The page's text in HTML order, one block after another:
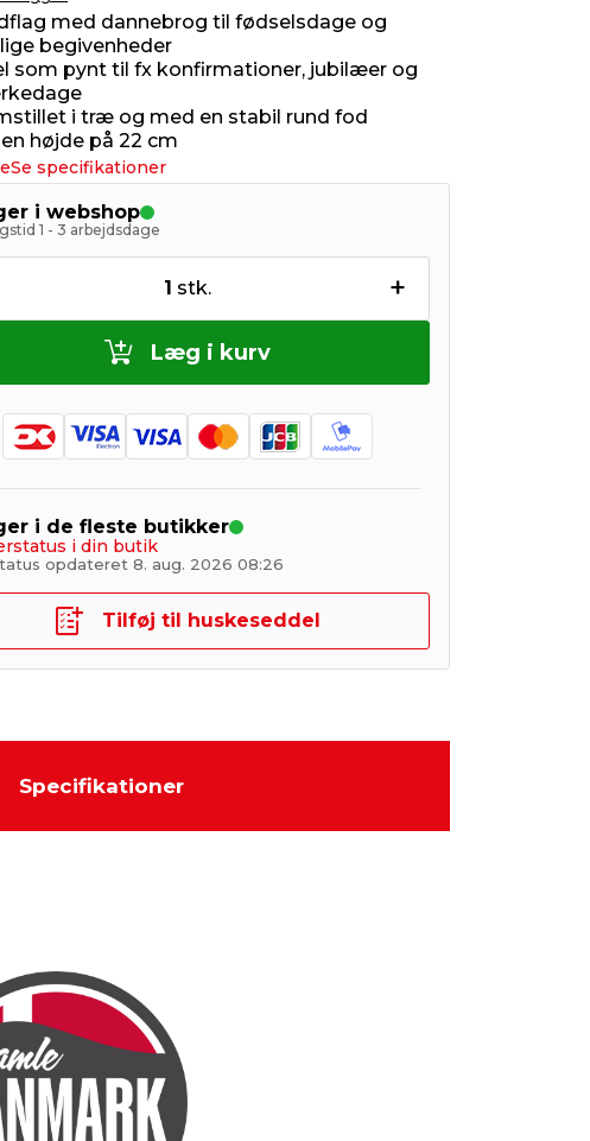
med dannebrog til fødselsdage og
begivenheder
som pynt til fx konfirmationer, jubilæer og
i træ og med en stabil rund fod
højde på 22 cm
Se specifikationer
i webshop
1 - 3 arbejdsdage
1 stk. +
Læg i kurv
i de fleste butikker
i din butik
opdateret 8. aug. 2026 08:26
Tilføj til huskeseddel
Specifikationer